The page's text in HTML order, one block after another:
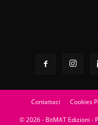
Contattaci Cookies
© 2026 - BitMAT Edizioni -